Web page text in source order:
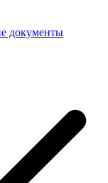
документы